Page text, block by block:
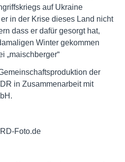
auf Ukraine
in der Krise dieses Land nicht
dass er dafür gesorgt hat,
Winter gekommen
„maischberger“
der
in Zusammenarbeit mit
Foto.de